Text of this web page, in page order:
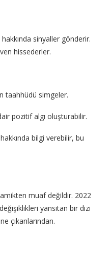
sinyaller gönderir.
hissederler.
taahhüdü simgeler.
pozitif algı oluşturabilir.
bilgi verebilir, bu
muaf değildir. 2022
yansıtan bir dizi
çıkanlarından.